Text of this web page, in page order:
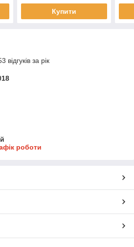
Купити
за рік
роботи